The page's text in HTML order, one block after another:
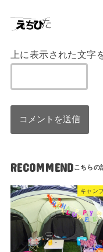
上に表示された文字
RECOMMEND
キャン